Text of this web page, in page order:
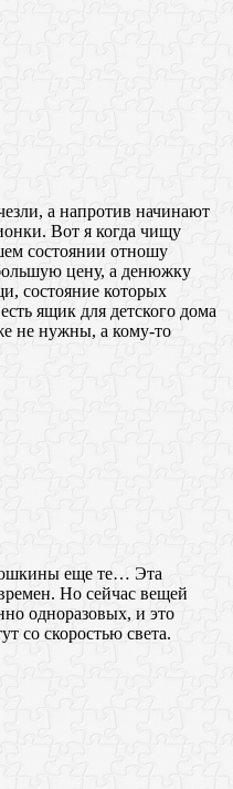
а напротив начинают
Вот я когда чищу
состоянии отношу
цену, а денюжку
состояние которых
ящик для детского дома
не нужны, а кому-то
еще те… Эта
Но сейчас вещей
одноразовых, и это
со скоростью света.